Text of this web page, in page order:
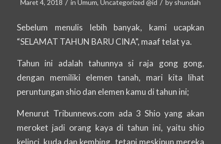
Maret 4, 2018 / in Umum, Uncategorized @id / by shundah
Sebelum menulis lebih banyak, kami ucapkan
“SELAMAT TAHUN BARU CINA”, maaf telat ya.
Tahun ini adalah tahunnya si raja gong gong,
dengan memiliki elemen tanah, mari kita lihat
peruntungan shio dan elemen kamu di tahun ini;
Menurut Tribunnews.com ada 3 Shio yang akan
meroket jadi orang kaya di tahun ini, yaitu shio
kelinci, kuda dan kembing, tetapi meskipun mereka